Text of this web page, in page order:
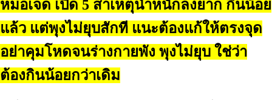
หมอเจด เปิด 5 สาเหตุน้ำหนักลงยาก กินน้อย
แล้ว แต่พุงไม่ยุบสักที แนะต้องแก้ให้ตรงจุด
อย่าคุมโหดจนร่างกายพัง พุงไม่ยุบ ใช่ว่า
ต้องกินน้อยกว่าเดิม